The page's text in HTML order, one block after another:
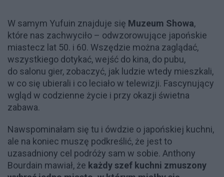
W samym Yufuin znajduje się Muzeum Showa,
które nas zachwyciło – odwzorowujące japońskie
miastecz lat 50. i 60. Wszędzie można zaglądać,
wszystkiego dotykać, wejść do kina, do pubu,
do salonu gier, zobaczyć, jak ludzie wtedy mieszkali,
w co się ubierali i co leciało w telewizji. Fascynujący
wgląd w codzienne życie i przy okazji świetna
zabawa.
Nawspominałam się tu i ówdzie o japońskiej kuchni,
ale na koniec muszę podkreślić, że jest to
uzasadniony cel podróży sam w sobie. Anthony
Bourdain mawiał, że każdy szef kuchni zmuszony